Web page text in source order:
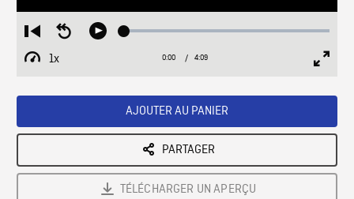
Restart
from
beginning
Seek
Play Loaded:
1x
Playback
Current
0:00 / Duration
4:09
AJOUTER AU PANIER
PARTAGER
TÉLÉCHARGER UN APERÇU